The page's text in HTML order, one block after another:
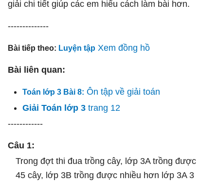
giải chi tiết giúp các em hiểu cách làm bài hơn.
--------------
Bài tiếp theo: Luyện tập Xem đồng hồ
Bài liên quan:
Toán lớp 3 Bài 8: Ôn tập về giải toán
Giải Toán lớp 3 trang 12
------------
Câu 1:
Trong đợt thi đua trồng cây, lớp 3A trồng được
45 cây, lớp 3B trồng được nhiều hơn lớp 3A 3